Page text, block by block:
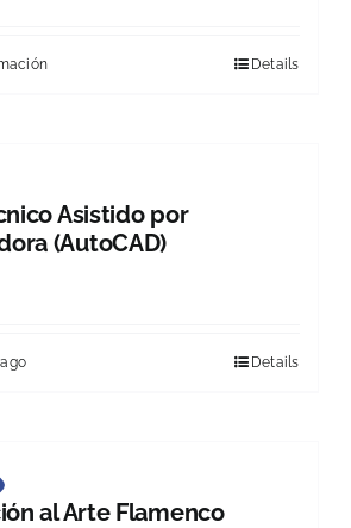
Details
Asistido por
(AutoCAD)
Details
al Arte Flamenco